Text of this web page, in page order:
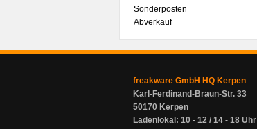
Sonderposten
Abverkauf
freakware GmbH HQ Kerpen
Karl-Ferdinand-Braun-Str. 33
50170 Kerpen
Ladenlokal: 10 - 12 / 14 - 18 Uhr